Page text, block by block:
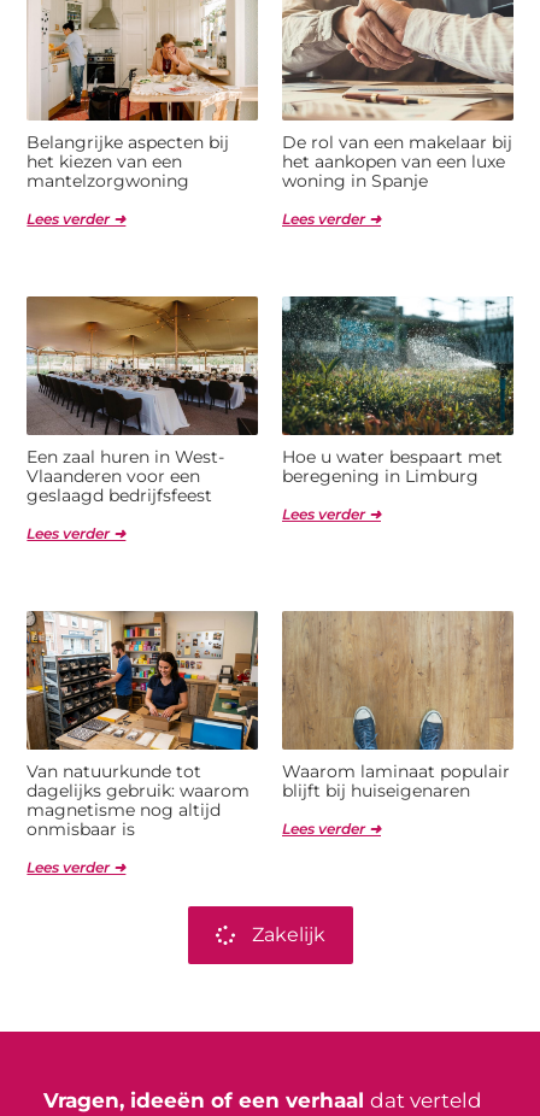
Belangrijke aspecten bij
het kiezen van een
mantelzorgwoning
Lees verder ➜
De rol van een makelaar bij
het aankopen van een luxe
woning in Spanje
Lees verder ➜
Een zaal huren in West-
Vlaanderen voor een
geslaagd bedrijfsfeest
Lees verder ➜
Hoe u water bespaart met
beregening in Limburg
Lees verder ➜
Van natuurkunde tot
dagelijks gebruik: waarom
magnetisme nog altijd
onmisbaar is
Lees verder ➜
Waarom laminaat populair
blijft bij huiseigenaren
Lees verder ➜
Zakelijk
Vragen, ideeën of een verhaal dat verteld